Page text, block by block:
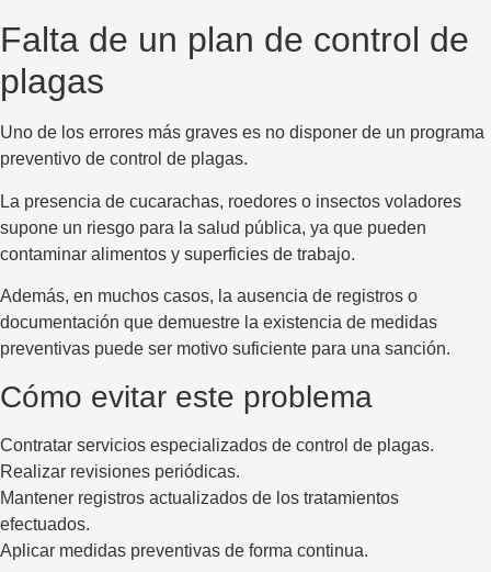
Falta de un plan de control de
plagas
Uno de los errores más graves es no disponer de un programa
preventivo de control de plagas.
La presencia de cucarachas, roedores o insectos voladores
supone un riesgo para la salud pública, ya que pueden
contaminar alimentos y superficies de trabajo.
Además, en muchos casos, la ausencia de registros o
documentación que demuestre la existencia de medidas
preventivas puede ser motivo suficiente para una sanción.
Cómo evitar este problema
Contratar servicios especializados de control de plagas.
Realizar revisiones periódicas.
Mantener registros actualizados de los tratamientos
efectuados.
Aplicar medidas preventivas de forma continua.